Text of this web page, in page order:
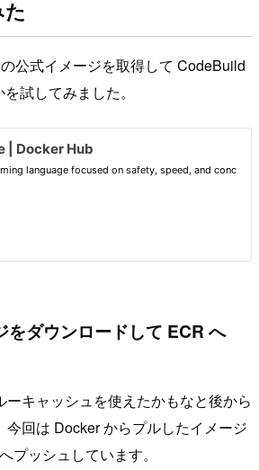
公式イメージを取得して CodeBuild
試してみました。
ダウンロードして ECR へ
ーキャッシュを使えたかもなと後から
回は Docker からプルしたイメージ
プッシュしています。